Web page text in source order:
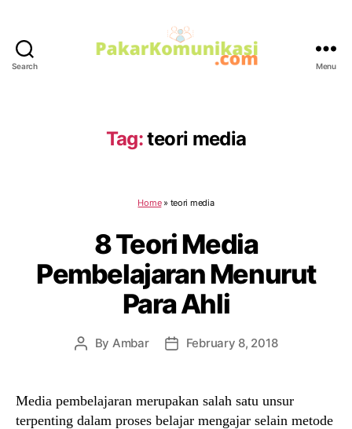
Search Menu
Tag:teori media
Home» teori media
8 Teori Media
Pembelajaran Menurut
Para Ahli
Post
By Ambar
PostFebruary 8, 2018
Media pembelajaran merupakan salah satu unsur
terpenting dalam proses belajar mengajar selain metode